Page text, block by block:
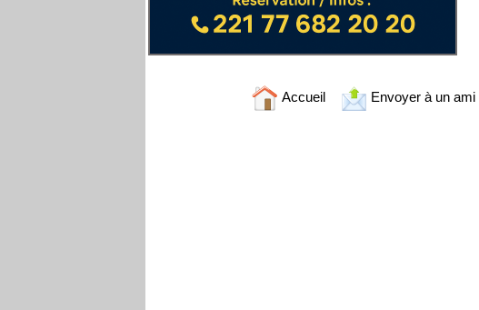
Accueil Envoyer à un ami